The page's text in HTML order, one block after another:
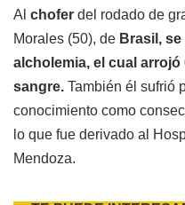
Al chofer del rodado de
Morales (50), de Brasil,
alcholemia, el cual
sangre. También él sufrió
conocimiento como
lo que fue derivado al
Mendoza.